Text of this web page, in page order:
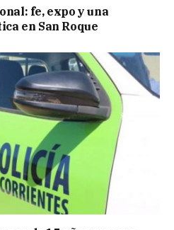
fe, expo y una
en San Roque